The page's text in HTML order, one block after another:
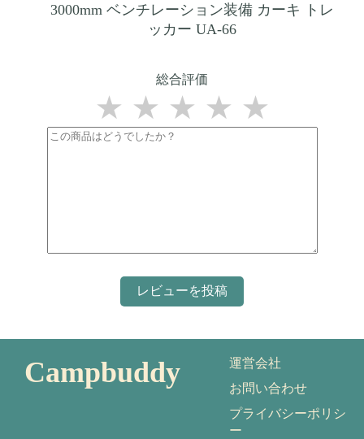
3000mm ベンチレーション装備 カーキ トレ
ッカー UA-66
総合評価
★
★
★
★
★
Campbuddy
運営会社
お問い合わせ
プライバシーポリシ
ー